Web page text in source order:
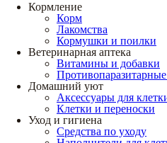
Кормление
Корм
Лакомства
Кормушки и поилки
Ветеринарная аптека
Витамины и добавки
Противопаразитарные
Домашний уют
Аксессуары для
Клетки и переноски
Уход и гигиена
Средства по уходу